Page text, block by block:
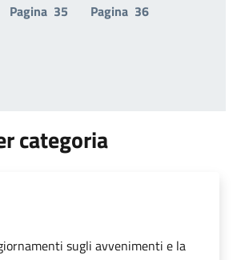
Pagina 35 Pagina 36
categoria
sugli avvenimenti e la